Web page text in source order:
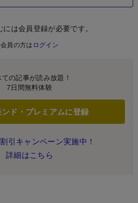
は会員登録が必要です。
会員の方は ログイン
の記事が読み放題！
7日間無料体験
ンド・プレミアムに登録
引キャンペーン実施中！
詳細はこちら